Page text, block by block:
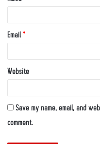
Email *
Website
Save my name, email, and
comment.